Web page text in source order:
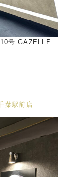
号 GAZELLE
葉駅前店